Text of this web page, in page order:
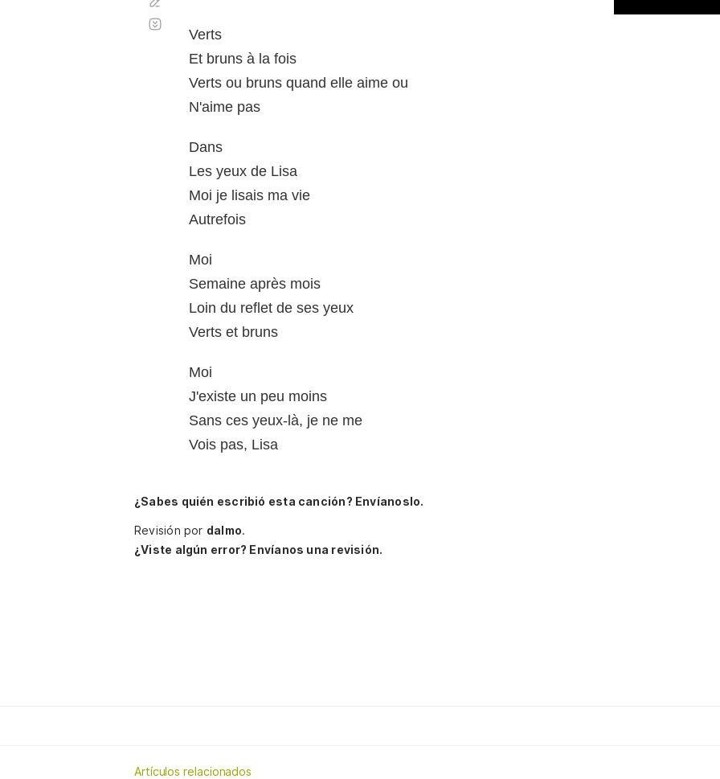
Verts
Et bruns à la fois
Verts ou bruns quand elle aime ou
N'aime pas
Dans
Les yeux de Lisa
Moi je lisais ma vie
Autrefois
Moi
Semaine après mois
Loin du reflet de ses yeux
Verts et bruns
Moi
J'existe un peu moins
Sans ces yeux-là, je ne me
Vois pas, Lisa
automático
¿Sabes quién escribió esta canción? Envíanoslo.
Revisión por dalmo.
¿Viste algún error? Envíanos una revisión.
Artículos relacionados